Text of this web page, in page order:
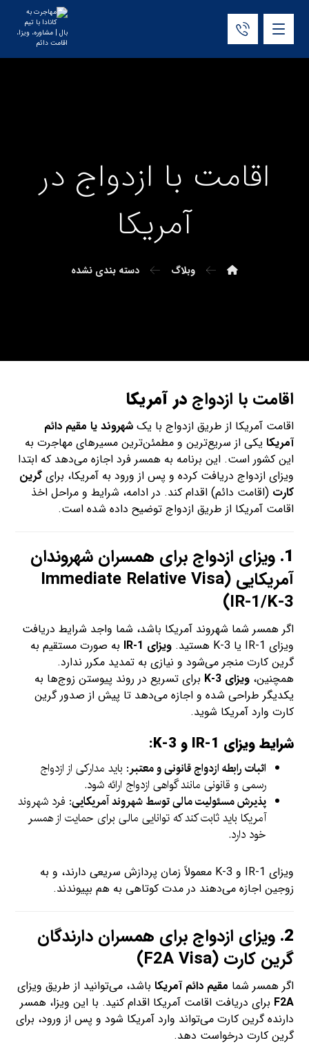
اقامت با ازدواج در
آمریکا
وبلاگ دسته بندی نشده
اقامت با ازدواج در آمریکا
اقامت آمریکا از طریق ازدواج با یکشهروند یا مقیم دائم
آمریکا یکی از سریع‌ترین و مطمئن‌ترین مسیرهای مهاجرت به
این کشور است. این برنامه به همسر فرد اجازه می‌دهد که ابتدا
ویزای ازدواج دریافت کرده و پس از ورود به آمریکا، برایگرین
کارت (اقامت دائم) اقدام کند. در ادامه، شرایط و مراحل اخذ
اقامت آمریکا از طریق ازدواج توضیح داده شده است.
1. ویزای ازدواج برای همسران شهروندان
آمریکایی (Immediate Relative Visa
IR-1/K-3)
اگر همسر شما شهروند آمریکا باشد، شما واجد شرایط دریافت
ویزای IR-1 یا K-3 هستید.
ویزای IR-1
به صورت مستقیم به
گرین کارت منجر می‌شود و نیازی به تمدید مکرر ندارد.
همچنین،ویزای K-3
برای تسریع در روند پیوستن زوج‌ها به
یکدیگر طراحی شده و اجازه می‌دهد تا پیش از صدور گرین
کارت وارد آمریکا شوید.
شرایط ویزای IR-1 و K-3:
اثبات رابطه ازدواج قانونی و معتبر: باید مدارکی از ازدواج
رسمی و قانونی مانند گواهی ازدواج ارائه شود.
پذیرش مسئولیت مالی توسط شهروند آمریکایی: فرد شهروند
آمریکا باید ثابت کند که توانایی مالی برای حمایت از همسر
خود دارد.
ویزای IR-1 و K-3 معمولاً زمان پردازش سریعی دارند، و به
زوجین اجازه می‌دهند در مدت کوتاهی به هم بپیوندند.
2. ویزای ازدواج برای همسران دارندگان
گرین کارت (F2A Visa)
اگر همسر شما مقیم دائم آمریکا باشد، می‌توانید از طریق ویزای
F2A برای دریافت اقامت آمریکا اقدام کنید. با این ویزا، همسر
دارنده گرین کارت می‌تواند وارد آمریکا شود و پس از ورود، برای
گرین کارت درخواست دهد.